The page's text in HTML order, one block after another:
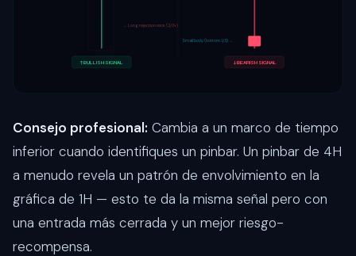
← Long rejection wick (2/3+)
Small body (bottom 1/3) →
↑ BULLISH SIGNAL ↓ BEARISH SIGNAL
Consejo profesional: Cambia a un marco de tiempo
inferior cuando identifiques un pinbar. Un pinbar de 4H
a menudo revela un patrón de envolvimiento en la
gráfica de 1H — esto te da la misma señal pero con
una entrada más cerrada y un mejor riesgo-
recompensa.